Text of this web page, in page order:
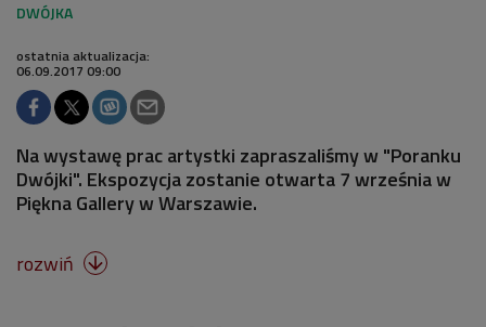
ostatnia aktualizacja:
06.09.2017 09:00
Na wystawę prac artystki zapraszaliśmy w "Poranku
Dwójki". Ekspozycja zostanie otwarta 7 września w
Piękna Gallery w Warszawie.
rozwiń 